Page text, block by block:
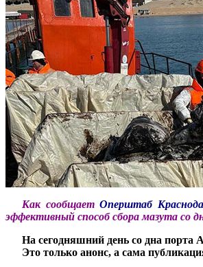
Как сообщаетОперштаб
эффективный способ сбора мазута со
На сегодняшний день со дна порта
Это только анонс, а сама